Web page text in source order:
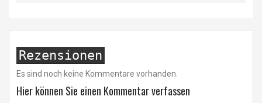
Rezensionen
Es sind noch keine Kommentare vorhanden.
Hier können Sie einen Kommentar verfassen